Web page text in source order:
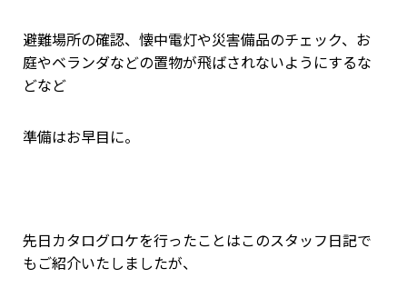
避難場所の確認、懐中電灯や災害備品のチェック、お
庭やベランダなどの置物が飛ばされないようにするな
どなど
準備はお早目に。
先日カタログロケを行ったことはこのスタッフ日記で
もご紹介いたしましたが、